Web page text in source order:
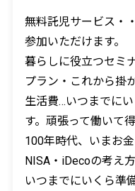
無料託児サービス・
参加いただけます。
暮らしに役立つセミ
プラン・これから掛
生活費…いつまでに
す。頑張って働いて
100年時代、いまお
NISA・iDecoの考え
いつまでにいくら準